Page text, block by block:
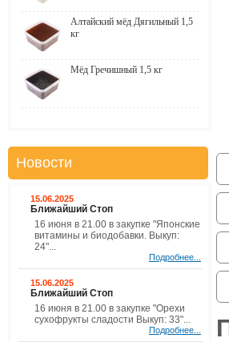
Алтайский мёд Дягильный 1,5
кг
Мёд Гречишный 1,5 кг
Новости
15.06.2025
Ближайший Стоп
16 июня в 21.00 в закупке "Японские
витамины и биодобавки. Выкуп:
24"...
Подробнее...
15.06.2025
Ближайший Стоп
16 июня в 21.00 в закупке "Орехи
сухофрукты сладости Выкуп: 33"...
Подробнее...